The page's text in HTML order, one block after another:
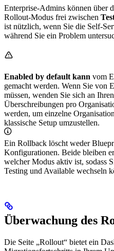
Enterprise-Admins können über
Rollout-Modus frei zwischen
ist nützlich, wenn Sie die Self-
während Sie ein Problem
Enabled by default kann vom
gemacht werden. Wenn Sie von
müssen, wenden Sie sich an
Überschreibungen pro
werden, um einzelne
klassische Setup umzustellen.
Ein Rollback löscht weder
Konfigurationen. Beide bleiben
welcher Modus aktiv ist, sodass
Testing und Available wechseln
Überwachung des
Die Seite „Rollout“ bietet ein